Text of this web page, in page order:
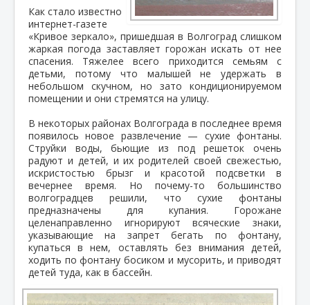
Как стало известно
интернет-газете
«Кривое зеркало», пришедшая в Волгоград слишком
жаркая погода заставляет горожан искать от нее
спасения. Тяжелее всего приходится семьям с
детьми, потому что малышей не удержать в
небольшом скучном, но зато кондиционируемом
помещении и они стремятся на улицу.
В некоторых районах Волгограда в последнее время
появилось новое развлечение — сухие фонтаны.
Струйки воды, бьющие из под решеток очень
радуют и детей, и их родителей своей свежестью,
искристостью брызг и красотой подсветки в
вечернее время. Но почему-то большинство
волгоградцев решили, что сухие фонтаны
предназначены для купания. Горожане
целенаправленно игнорируют всяческие знаки,
указывающие на запрет бегать по фонтану,
купаться в нем, оставлять без внимания детей,
ходить по фонтану босиком и мусорить, и приводят
детей туда, как в бассейн.